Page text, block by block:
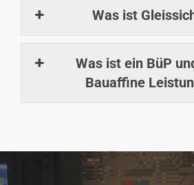
Was ist
Was ist ein BüP
Bauaffine